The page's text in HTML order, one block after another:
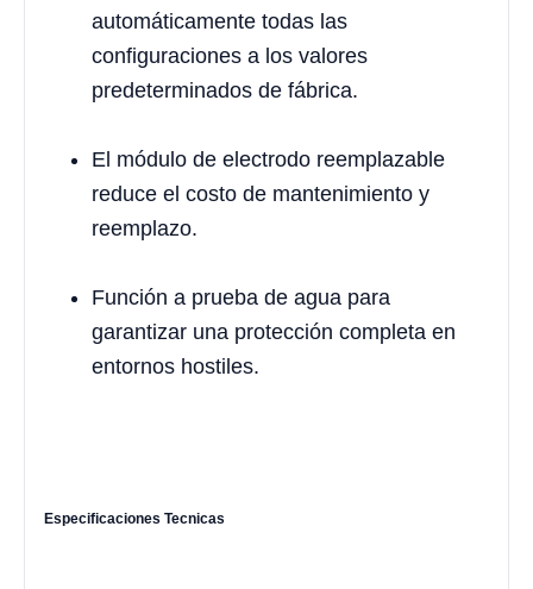
automáticamente todas las
configuraciones a los valores
predeterminados de fábrica.
El módulo de electrodo reemplazable
reduce el costo de mantenimiento y
reemplazo.
Función a prueba de agua para
garantizar una protección completa en
entornos hostiles.
Especificaciones Tecnicas